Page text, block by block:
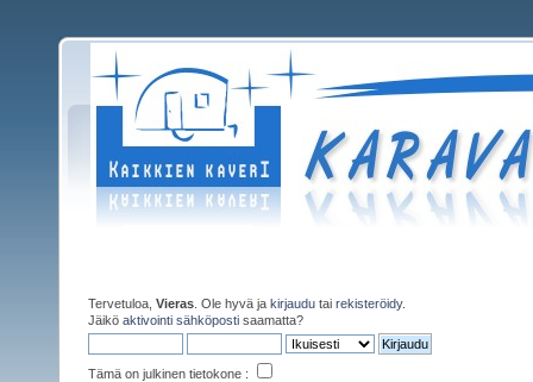
Tervetuloa, Vieras . Ole hyvä ja kirjaudu tai rekisteröidy.
Jäikö aktivointi sähköposti saamatta?
Tämä on julkinen tietokone :